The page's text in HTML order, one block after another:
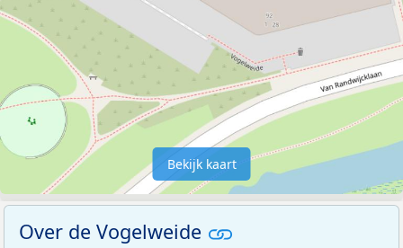
Bekijk kaart
Over de Vogelweide